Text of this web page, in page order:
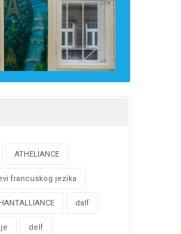
ATHELIANCE
francuskog jezika
dalf
delf